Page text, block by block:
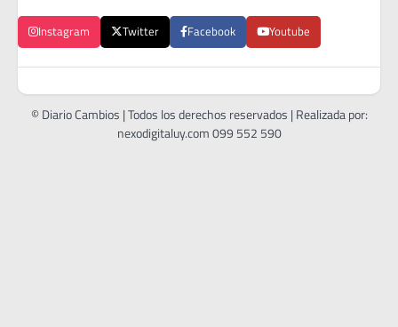
Instagram Twitter Facebook Youtube